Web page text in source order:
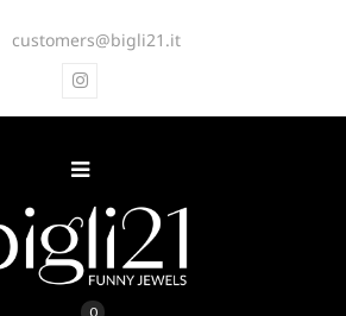
customers@bigli21.it
0